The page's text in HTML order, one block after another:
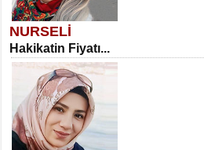
NURSELİ
Hakikatin Fiyatı...